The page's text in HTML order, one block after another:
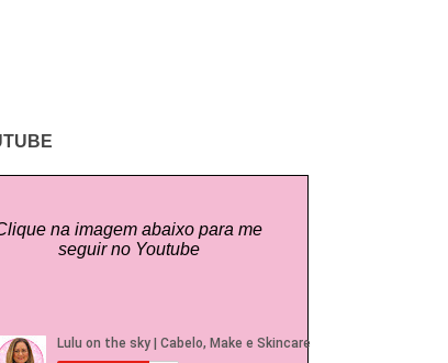
na imagem abaixo para me
seguir no Youtube